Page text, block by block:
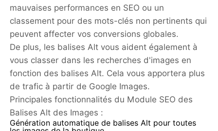
mauvaises performances en SEO ou un
classement pour des mots-clés non pertinents qui
peuvent affecter vos conversions globales.
De plus, les balises Alt vous aident également à
vous classer dans les recherches d'images en
fonction des balises Alt. Cela vous apportera plus
de trafic à partir de Google Images.
Principales fonctionnalités du Module SEO des
Balises Alt des Images :
Génération automatique de balises Alt pour toutes